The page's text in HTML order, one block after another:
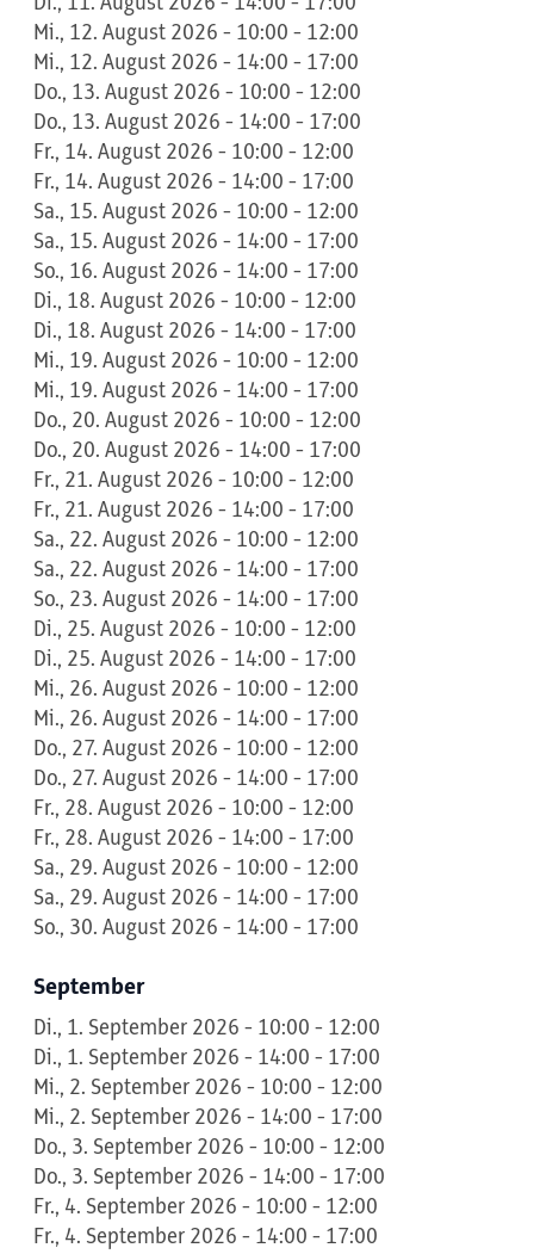
Mi., 12. August 2026 - 10:00 - 12:00
Mi., 12. August 2026 - 14:00 - 17:00
Do., 13. August 2026 - 10:00 - 12:00
Do., 13. August 2026 - 14:00 - 17:00
Fr., 14. August 2026 - 10:00 - 12:00
Fr., 14. August 2026 - 14:00 - 17:00
Sa., 15. August 2026 - 10:00 - 12:00
Sa., 15. August 2026 - 14:00 - 17:00
So., 16. August 2026 - 14:00 - 17:00
Di., 18. August 2026 - 10:00 - 12:00
Di., 18. August 2026 - 14:00 - 17:00
Mi., 19. August 2026 - 10:00 - 12:00
Mi., 19. August 2026 - 14:00 - 17:00
Do., 20. August 2026 - 10:00 - 12:00
Do., 20. August 2026 - 14:00 - 17:00
Fr., 21. August 2026 - 10:00 - 12:00
Fr., 21. August 2026 - 14:00 - 17:00
Sa., 22. August 2026 - 10:00 - 12:00
Sa., 22. August 2026 - 14:00 - 17:00
So., 23. August 2026 - 14:00 - 17:00
Di., 25. August 2026 - 10:00 - 12:00
Di., 25. August 2026 - 14:00 - 17:00
Mi., 26. August 2026 - 10:00 - 12:00
Mi., 26. August 2026 - 14:00 - 17:00
Do., 27. August 2026 - 10:00 - 12:00
Do., 27. August 2026 - 14:00 - 17:00
Fr., 28. August 2026 - 10:00 - 12:00
Fr., 28. August 2026 - 14:00 - 17:00
Sa., 29. August 2026 - 10:00 - 12:00
Sa., 29. August 2026 - 14:00 - 17:00
So., 30. August 2026 - 14:00 - 17:00
September
Di., 1. September 2026 - 10:00 - 12:00
Di., 1. September 2026 - 14:00 - 17:00
Mi., 2. September 2026 - 10:00 - 12:00
Mi., 2. September 2026 - 14:00 - 17:00
Do., 3. September 2026 - 10:00 - 12:00
Do., 3. September 2026 - 14:00 - 17:00
Fr., 4. September 2026 - 10:00 - 12:00
Fr., 4. September 2026 - 14:00 - 17:00